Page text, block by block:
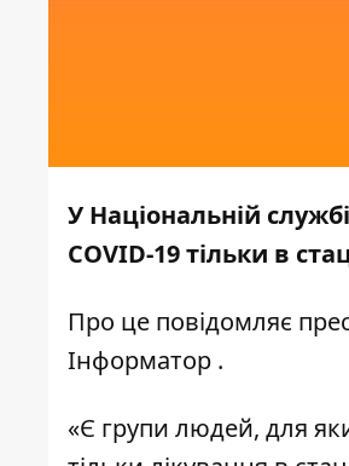
У Національній
COVID-19 тільки в
Про це повідомляє
Інформатор .
«Є групи людей, для